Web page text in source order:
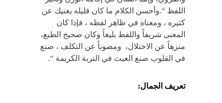
اللفظ “.وأحسن الكلام ما كان قليله يغنيك عن
كثيره ، ومعناه في ظاهر لفظه ، فإذا كان
المعنى شريفاً واللفظ بليغاً وكان صحيح الطبع،
منزهاً عن الاختلال، ومصوناً عن التكلف ، صنع
في القلوب صنع الغيث في التربة الكريمة “.
تعريف الجمال: